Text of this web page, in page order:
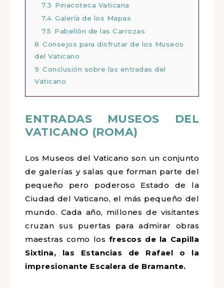
7.3 Pinacoteca Vaticana
7.4 Galería de los Mapas
7.5 Pabellón de las Carrozas
8 Consejos para disfrutar de los Museos
del Vaticano
9 Conclusión sobre las entradas del
Vaticano
ENTRADAS MUSEOS DEL
VATICANO (ROMA)
Los Museos del Vaticano son un conjunto
de galerías y salas que forman parte del
pequeño pero poderoso Estado de la
Ciudad del Vaticano, el más pequeño del
mundo. Cada año, millones de visitantes
cruzan sus puertas para admirar obras
maestras como los frescos de la Capilla
Sixtina, las Estancias de Rafael o la
impresionante Escalera de Bramante.